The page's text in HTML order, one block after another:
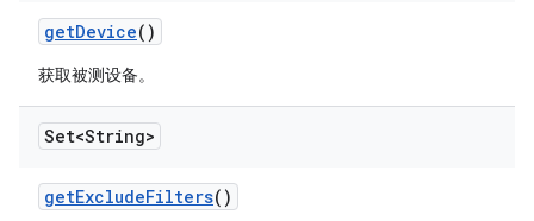
getDevice()
获取被测设备。
Set<String>
getExcludeFilters()